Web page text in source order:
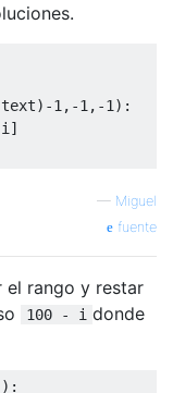
text)-1 ,-1 ,-1 ):
i ]
— Miguel
fuente
el rango y restar
100 - i donde
):